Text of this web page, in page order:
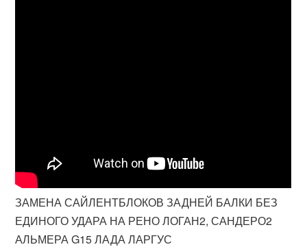
ЗАМЕНА САЙЛЕНТБЛОКОВ ЗАДНЕЙ БАЛКИ БЕЗ
ЕДИНОГО УДАРА НА РЕНО ЛОГАН2, САНДЕРО2
АЛЬМЕРА G15 ЛАДА ЛАРГУС